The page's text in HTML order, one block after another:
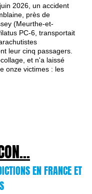
2026, un accident
près de
(Meurthe-et-
PC-6, transportait
leur cinq passagers.
et n'a laissé
onze victimes : les
EN FRANCE ET